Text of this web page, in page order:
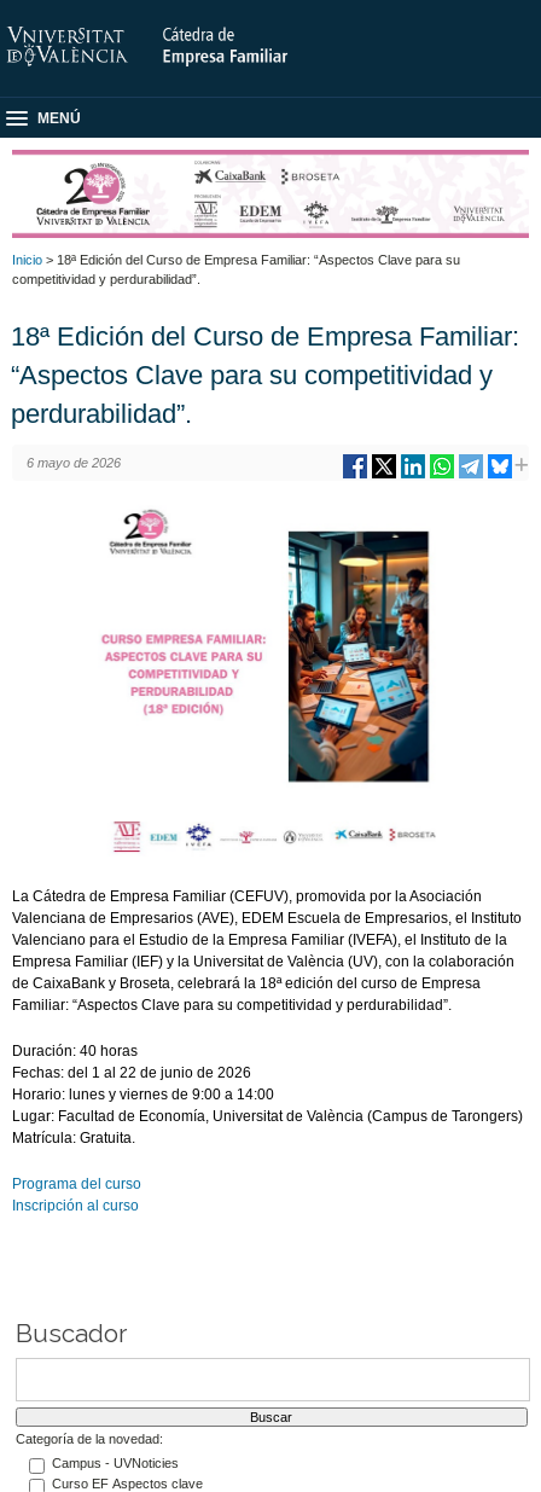
MENÚ
Inicio > 18ª Edición del Curso de Empresa Familiar: “Aspectos Clave para su
competitividad y perdurabilidad”.
18ª Edición del Curso de Empresa Familiar:
“Aspectos Clave para su competitividad y
perdurabilidad”.
6 mayo de 2026
La Cátedra de Empresa Familiar (CEFUV), promovida por la Asociación
Valenciana de Empresarios (AVE), EDEM Escuela de Empresarios, el Instituto
Valenciano para el Estudio de la Empresa Familiar (IVEFA), el Instituto de la
Empresa Familiar (IEF) y la Universitat de València (UV), con la colaboración
de CaixaBank y Broseta, celebrará la 18ª edición del curso de Empresa
Familiar: “Aspectos Clave para su competitividad y perdurabilidad”.
Duración: 40 horas
Fechas: del 1 al 22 de junio de 2026
Horario: lunes y viernes de 9:00 a 14:00
Lugar: Facultad de Economía, Universitat de València (Campus de Tarongers)
Matrícula: Gratuita.
Programa del curso
Inscripción al curso
Buscador
Categoría de la novedad:
Campus - UVNoticies
Curso EF Aspectos clave